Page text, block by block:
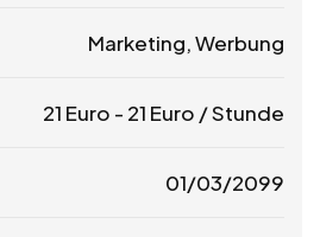
Marketing, Werbung
21 Euro - 21 Euro / Stunde
01/03/2099